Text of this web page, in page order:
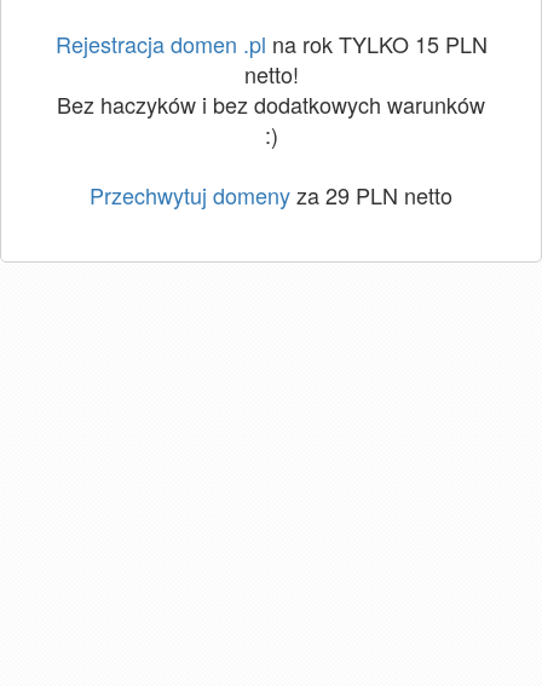
Rejestracja domen .pl na rok TYLKO 15 PLN
netto!
Bez haczyków i bez dodatkowych warunków
:)
Przechwytuj domenyza 29 PLN netto